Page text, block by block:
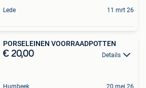
Lede 11 mrt 26
PORSELEINEN VOORRAADPOTTEN
€ 20,00 Details
Humbeek 20 mei 26